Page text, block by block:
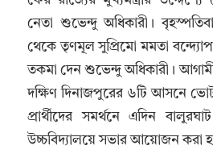
নেতা শুভেন্দু অধিকারী।
থেকে তৃণমূল সুপ্রিমো মমতা
তকমা দেন শুভেন্দু অধিকারী।
দক্ষিণ দিনাজপুরের ৬টি আসনে
প্রার্থীদের সমর্থনে এদিন
উচ্চবিদ্যালয়ে সভার আয়োজন করা